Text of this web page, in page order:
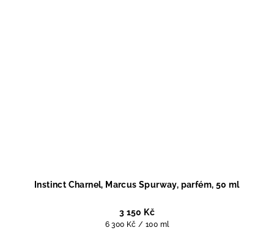
Instinct Charnel, Marcus Spurway, parfém, 50 ml
3 150 Kč
Měrná
6 300 Kč / 100 ml